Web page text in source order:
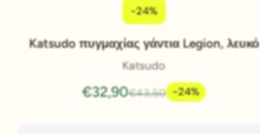
Pridať do košíka
-24%
Katsudo πυγμαχίας γάντια Legion, λευκό
Katsudo
€32,90€43,50 -24%